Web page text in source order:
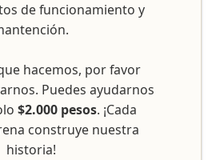
de funcionamiento y
hacemos, por favor
Puedes ayudarnos
$2.000 pesos. ¡Cada
construye nuestra
historia!